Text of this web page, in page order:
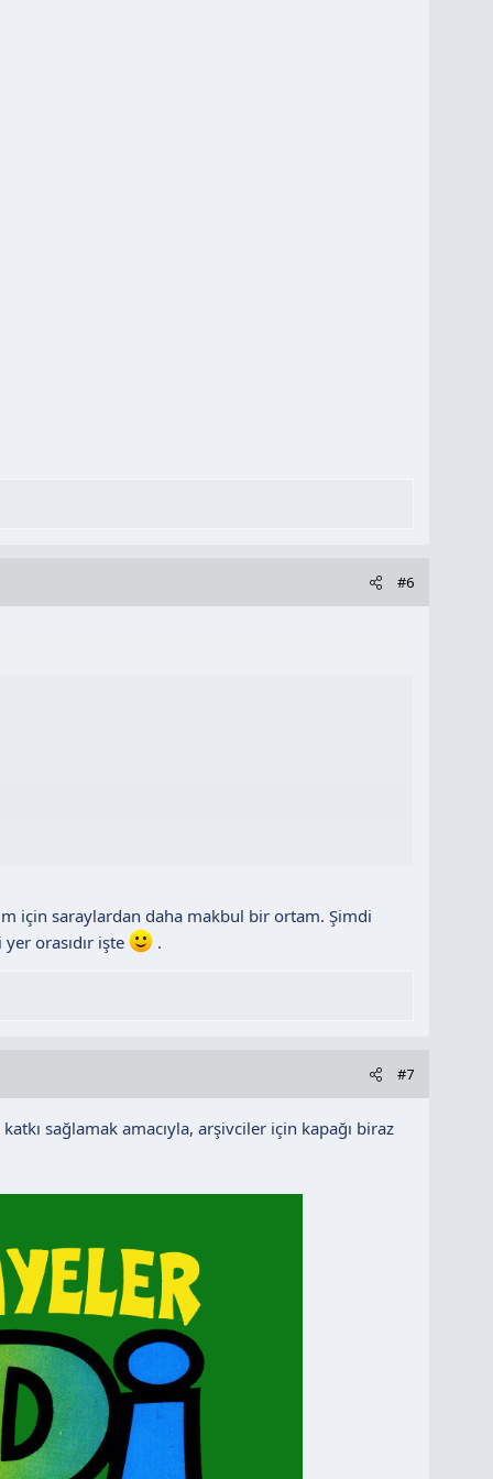
#6
için saraylardan daha makbul bir ortam. Şimdi
orasıdır işte
.
#7
sağlamak amacıyla, arşivciler için kapağı biraz